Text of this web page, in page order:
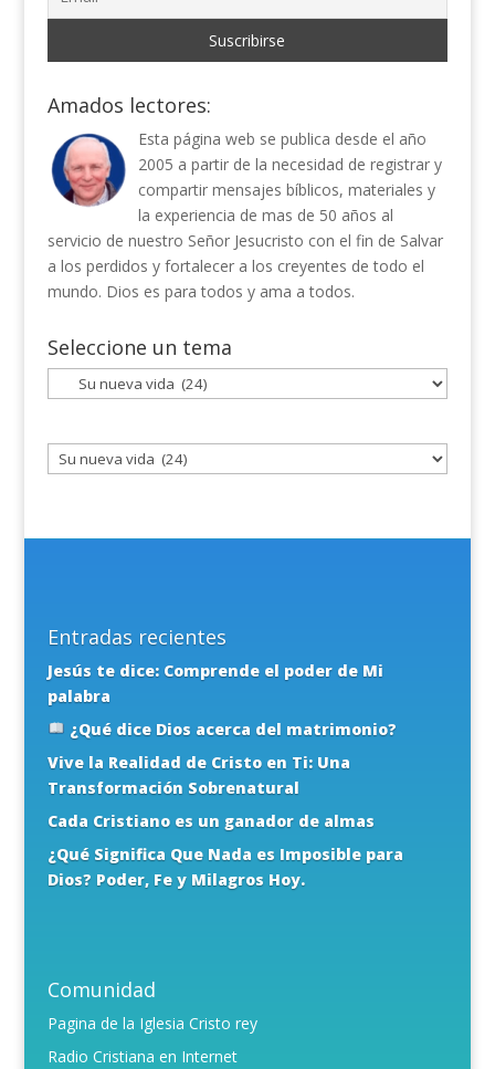
Amados lectores:
Esta página web se publica desde el año
2005 a partir de la necesidad de registrar y
compartir mensajes bíblicos, materiales y
la experiencia de mas de 50 años al
servicio de nuestro Señor Jesucristo con el fin de Salvar
a los perdidos y fortalecer a los creyentes de todo el
mundo. Dios es para todos y ama a todos.
Seleccione un tema
Seleccione
un
Entradas recientes
Jesús te dice: Comprende el poder de Mi
palabra
¿Qué dice Dios acerca del matrimonio?
Vive la Realidad de Cristo en Ti: Una
Transformación Sobrenatural
Cada Cristiano es un ganador de almas
¿Qué Significa Que Nada es Imposible para
Dios? Poder, Fe y Milagros Hoy.
Comunidad
Pagina de la Iglesia Cristo rey
Radio Cristiana en Internet